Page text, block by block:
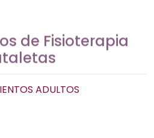
de Fisioterapia
ADULTOS